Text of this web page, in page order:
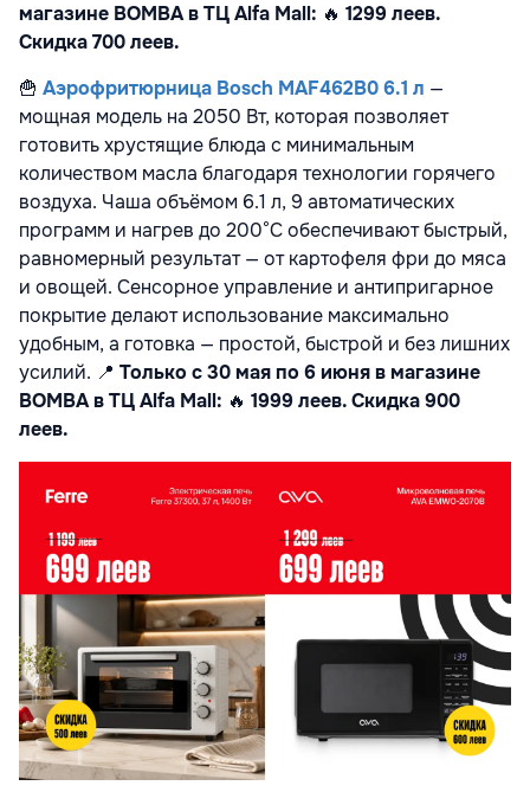
магазине BOMBA в ТЦ Alfa Mall: 🔥 1299 леев.
Скидка 700 леев.
🍟 Аэрофритюрница Bosch MAF462B0 6.1 л —
мощная модель на 2050 Вт, которая позволяет
готовить хрустящие блюда с минимальным
количеством масла благодаря технологии горячего
воздуха. Чаша объёмом 6.1 л, 9 автоматических
программ и нагрев до 200°C обеспечивают быстрый,
равномерный результат — от картофеля фри до мяса
и овощей. Сенсорное управление и антипригарное
покрытие делают использование максимально
удобным, а готовка — простой, быстрой и без лишних
усилий. 📍 Только с 30 мая по 6 июня в магазине
BOMBA в ТЦ Alfa Mall: 🔥 1999 леев. Скидка 900
леев.